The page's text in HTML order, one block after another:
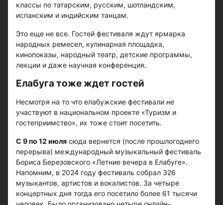
классы по татарским, русским, шотландским,
испанским и индийским танцам.
Это еще не все. Гостей фестиваля ждут ярмарка
народных ремесел, кулинарная площадка,
кинопоказы, народный театр, детские программы,
лекции и даже научная конференция.
Елабуга тоже ждет гостей
Несмотря на то что елабужские фестивали не
участвуют в национальном проекте «Туризм и
гостеприимство», их тоже стоит посетить.
С 9 по 12 июля сюда вернется (после прошлогоднего
перерыва) международный музыкальный фестиваль
Бориса Березовского «Летние вечера в Елабуге».
Напомним, в 2024 году фестиваль собрал 326
музыкантов, артистов и вокалистов. За четыре
концертных дня тогда его посетило более 61 тысячи